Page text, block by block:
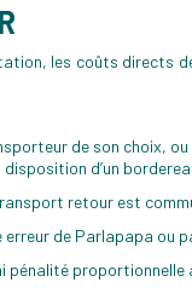
les coûts directs
de son choix, ou
d’un
retour est
de Parlapapa ou
pénalité